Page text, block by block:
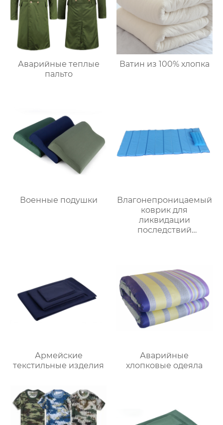
Аварийные теплые
пальто
Ватин из 100% хлопка
Военные подушки
Влагонепроницаемый
коврик для
ликвидации
последствий
Армейские
текстильные изделия
Аварийные
хлопковые одеяла